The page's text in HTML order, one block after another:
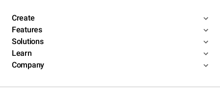
Create
Features
Solutions
Learn
Company